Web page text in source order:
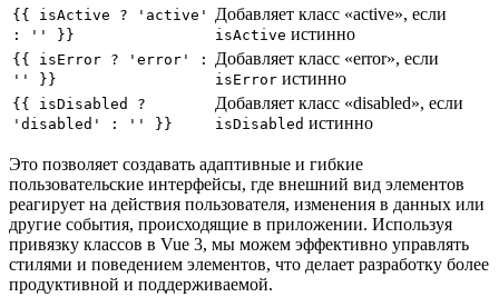
{{ isActive ? 'active'
: '' }}
Добавляет класс «active», если
isActive истинно
{{ isError ? 'error' :
'' }}
Добавляет класс «error», если
isError истинно
{{ isDisabled ?
'disabled' : '' }}
Добавляет класс «disabled», если
isDisabled истинно
Это позволяет создавать адаптивные и гибкие
пользовательские интерфейсы, где внешний вид элементов
реагирует на действия пользователя, изменения в данных или
другие события, происходящие в приложении. Используя
привязку классов в Vue 3, мы можем эффективно управлять
стилями и поведением элементов, что делает разработку более
продуктивной и поддерживаемой.